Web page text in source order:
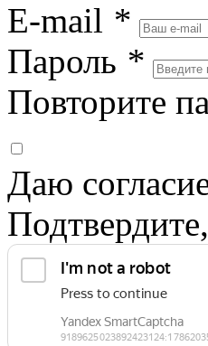
E-mail *
Пароль *
Повторите
Даю